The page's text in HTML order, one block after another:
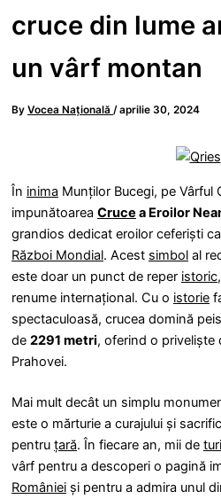
cruce din lume
un vârf montan
By Vocea Națională /aprilie 30, 2024
În inima Munților Bucegi, pe Vârful
impunătoarea Cruce a Eroilor
grandios dedicat eroilor ceferiști
Război Mondial. Acest simbol al
este doar un punct de reper istoric
renume internațional. Cu o istorie
spectaculoasă, crucea domină
de 2291 metri, oferind o priveliște
Prahovei.
Mai mult decât un simplu
este o mărturie a curajului și
pentru țară. În fiecare an, mii de
vârf pentru a descoperi o pagină
României și pentru a admira unul